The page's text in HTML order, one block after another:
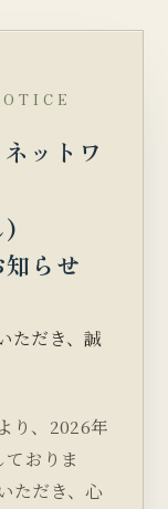
ットワ
)
らせ
ただき、誠
り、2026年
おりま
ただき、心